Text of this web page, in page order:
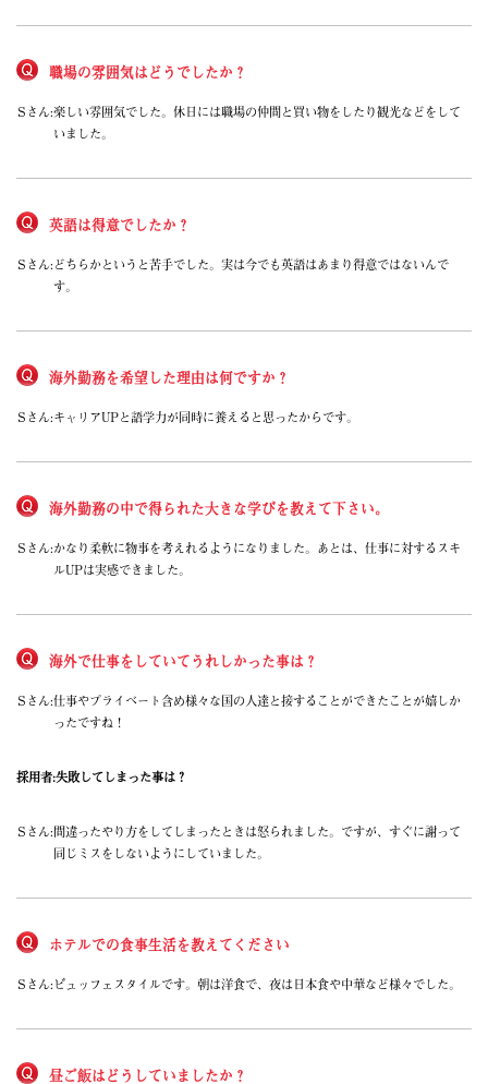
福島県
北海道エリア
北海道
甲信越・北陸エリア
新潟県
長野県
山梨県
中国エリア
鳥取県
四国エリア
徳島県
香川県
福岡県
佐賀県
長崎県
熊本県
沖縄エリア
沖縄県
社員口コミ
特集ページ
メルマガ登録
アクセス
ご相談・お問い合わせ
職場の雰囲気はどうでしたか？
Sさん:楽しい雰囲気でした。休日には職場の仲間と買い物をしたり観光などをして
いました。
英語は得意でしたか？
Sさん:どちらかというと苦手でした。実は今でも英語はあまり得意ではないんで
す。
海外勤務を希望した理由は何ですか？
Sさん:キャリアUPと語学力が同時に養えると思ったからです。
海外勤務の中で得られた大きな学びを教えて下さい。
Sさん:かなり柔軟に物事を考えれるようになりました。あとは、仕事に対するスキ
ルUPは実感できました。
海外で仕事をしていてうれしかった事は？
Sさん:仕事やプライベート含め様々な国の人達と接することができたことが嬉しか
ったですね！
採用者:失敗してしまった事は？
Sさん:間違ったやり方をしてしまったときは怒られました。ですが、すぐに謝って
同じミスをしないようにしていました。
ホテルでの食事生活を教えてください
Sさん:ビュッフェスタイルです。朝は洋食で、夜は日本食や中華など様々でした。
昼ご飯はどうしていましたか？